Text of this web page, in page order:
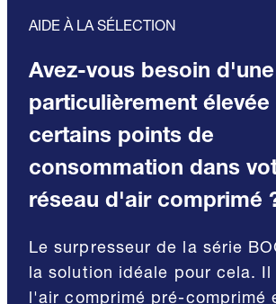
AIDE À LA SÉLECTION
Avez-vous besoin
particulièrement élevée
certains points de
consommation dans
réseau d'air comprimé
Le surpresseur de la série
la solution idéale pour cela. Il
l'air comprimé pré-comprimé